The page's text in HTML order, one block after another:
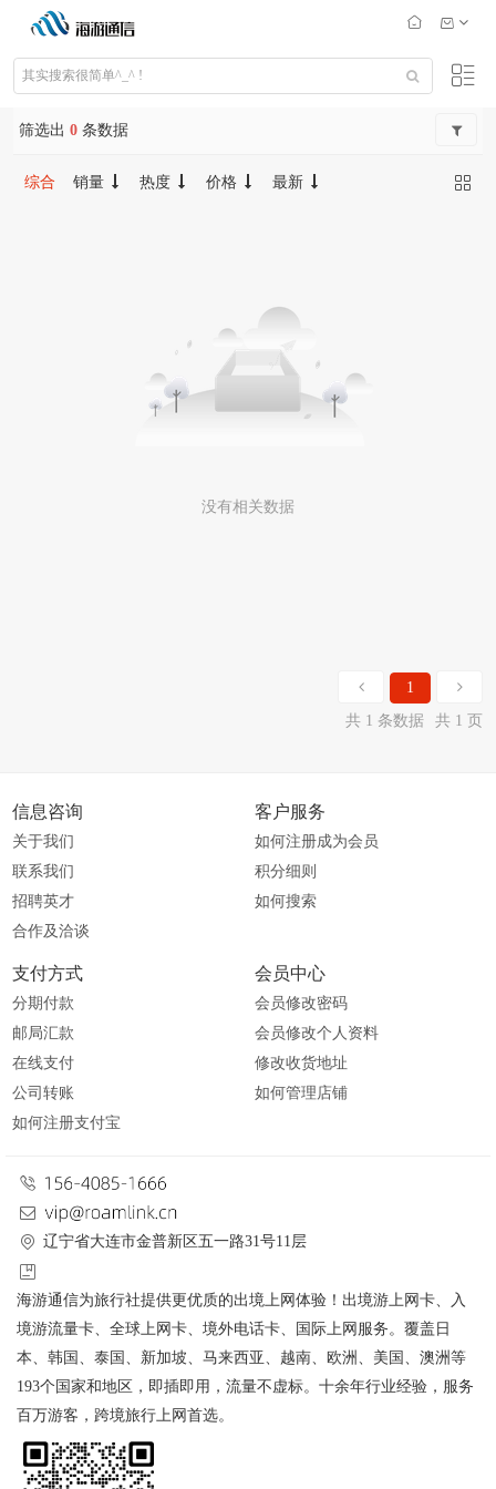
筛选出 0 条数据
综合 销量 热度 价格 最新
没有相关数据
1
共 1 条数据
共 1 页
信息咨询
关于我们
联系我们
招聘英才
合作及洽谈
客户服务
如何注册成为会员
积分细则
如何搜索
支付方式
分期付款
邮局汇款
在线支付
公司转账
如何注册支付宝
会员中心
会员修改密码
会员修改个人资料
修改收货地址
如何管理店铺
辽宁省大连市金普新区五一路31号11层
海游通信为旅行社提供更优质的出境上网体验！出境游上网卡、入
境游流量卡、全球上网卡、境外电话卡、国际上网服务。覆盖日
本、韩国、泰国、新加坡、马来西亚、越南、欧洲、美国、澳洲等
193个国家和地区，即插即用，流量不虚标。十余年行业经验，服务
百万游客，跨境旅行上网首选。